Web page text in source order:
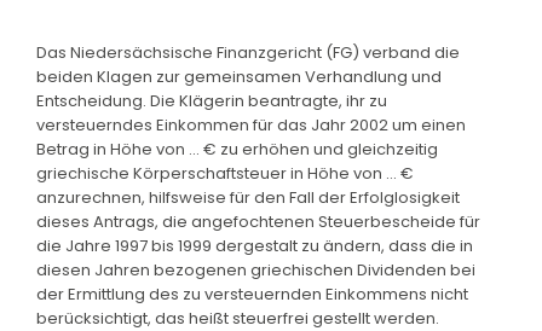
Das Niedersächsische Finanzgericht (FG) verband die
beiden Klagen zur gemeinsamen Verhandlung und
Entscheidung. Die Klägerin beantragte, ihr zu
versteuerndes Einkommen für das Jahr 2002 um einen
Betrag in Höhe von ... € zu erhöhen und gleichzeitig
griechische Körperschaftsteuer in Höhe von ... €
anzurechnen, hilfsweise für den Fall der Erfolglosigkeit
dieses Antrags, die angefochtenen Steuerbescheide für
die Jahre 1997 bis 1999 dergestalt zu ändern, dass die in
diesen Jahren bezogenen griechischen Dividenden bei
der Ermittlung des zu versteuernden Einkommens nicht
berücksichtigt, das heißt steuerfrei gestellt werden.